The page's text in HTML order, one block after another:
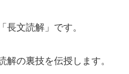
長文読解」です。
解の裏技を伝授します。